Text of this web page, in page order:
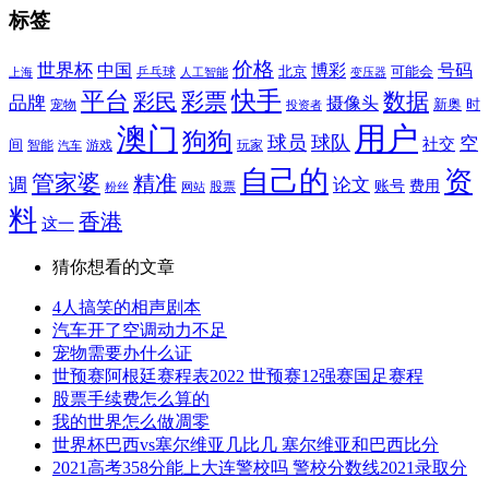
标签
上海 世界杯 中国 乒乓球 人工智能 价格 北京 博彩 变压器 可能会 号码
品牌 宠物 平台 彩民 彩票 快手 投资者 摄像头 数据 新奥 时
间 智能 汽车 游戏 澳门 狗狗 玩家 球员 球队 用户 社交 空
调 管家婆 粉丝 精准 网站 股票 自己的 论文 账号 费用 资
料 这一 香港
猜你想看的文章
4人搞笑的相声剧本
汽车开了空调动力不足
宠物需要办什么证
世预赛阿根廷赛程表2022 世预赛12强赛国足赛程
股票手续费怎么算的
我的世界怎么做凋零
世界杯巴西vs塞尔维亚几比几 塞尔维亚和巴西比分
2021高考358分能上大连警校吗 警校分数线2021录取分